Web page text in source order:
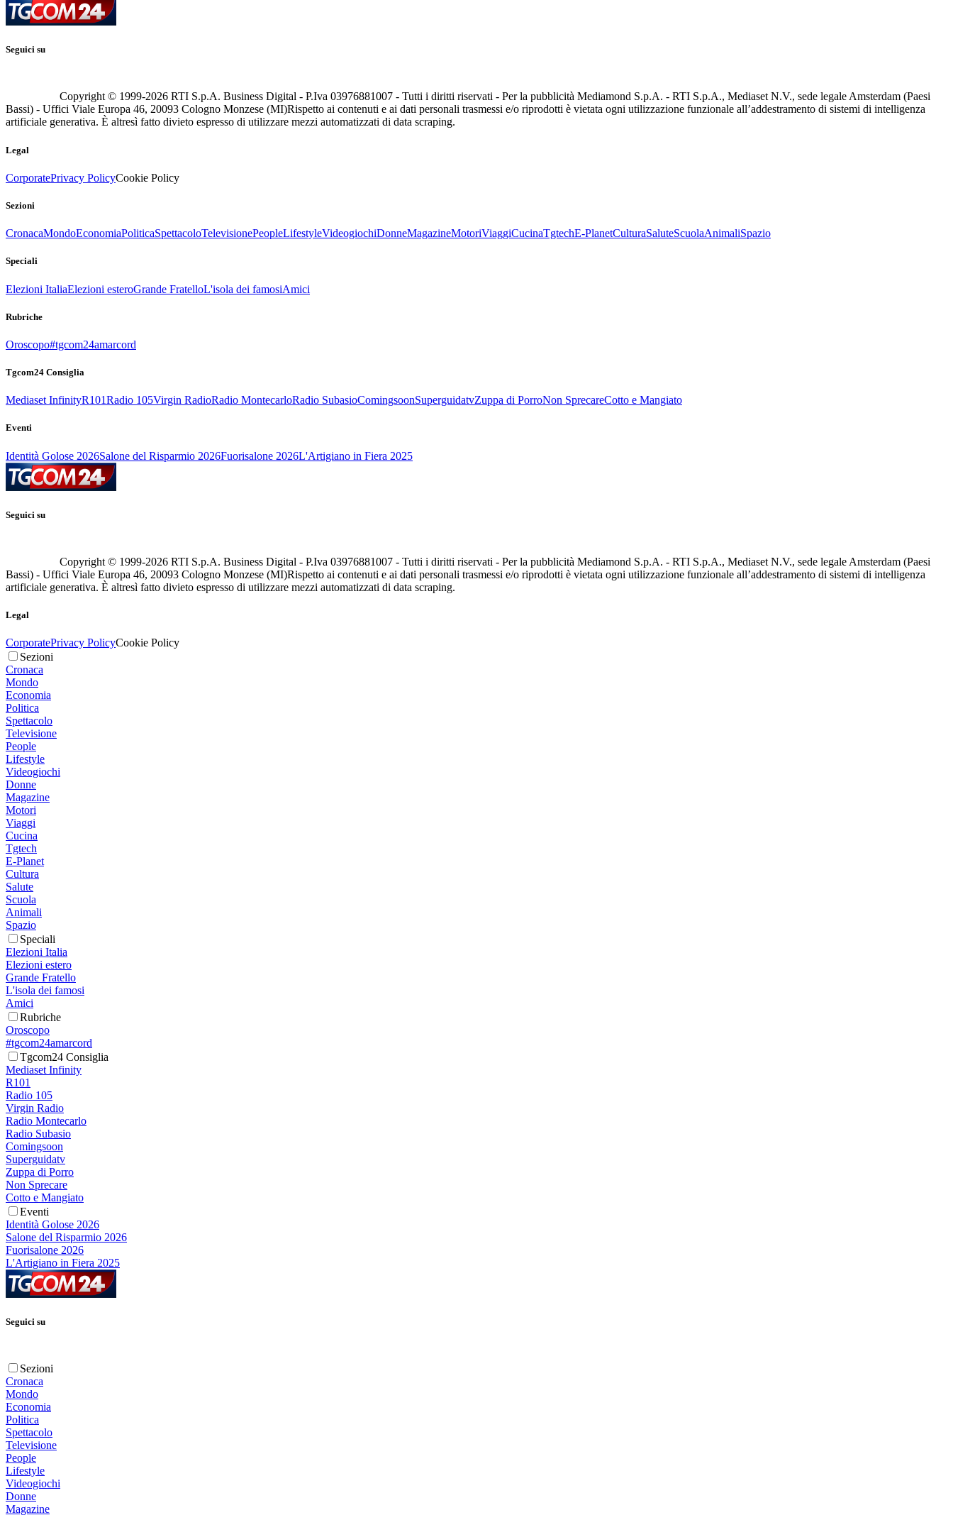
Seguici su
Copyright © 1999-2026 RTI S.p.A. Business Digital - P.Iva 03976881007 - Tutti i diritti riservati - Per la pubblicità Mediamond S.p.A. - RTI S.p.A., Mediaset N.V., sede legale Amsterdam (Paesi
Bassi) - Uffici Viale Europa 46, 20093 Cologno Monzese (MI)Rispetto ai contenuti e ai dati personali trasmessi e/o riprodotti è vietata ogni utilizzazione funzionale all’addestramento di sistemi di intelligenza
artificiale generativa. È altresì fatto divieto espresso di utilizzare mezzi automatizzati di data scraping.
Legal
CorporatePrivacy PolicyCookie Policy
Sezioni
CronacaMondoEconomiaPoliticaSpettacoloTelevisionePeopleLifestyleVideogiochiDonneMagazineMotoriViaggiCucinaTgtechE-PlanetCulturaSaluteScuolaAnimaliSpazio
Speciali
Elezioni ItaliaElezioni esteroGrande FratelloL'isola dei famosiAmici
Rubriche
Oroscopo#tgcom24amarcord
Tgcom24 Consiglia
Mediaset InfinityR101Radio 105Virgin RadioRadio MontecarloRadio SubasioComingsoonSuperguidatvZuppa di PorroNon SprecareCotto e Mangiato
Eventi
Identità Golose 2026Salone del Risparmio 2026Fuorisalone 2026L'Artigiano in Fiera 2025
Seguici su
Copyright © 1999-2026 RTI S.p.A. Business Digital - P.Iva 03976881007 - Tutti i diritti riservati - Per la pubblicità Mediamond S.p.A. - RTI S.p.A., Mediaset N.V., sede legale Amsterdam (Paesi
Bassi) - Uffici Viale Europa 46, 20093 Cologno Monzese (MI)Rispetto ai contenuti e ai dati personali trasmessi e/o riprodotti è vietata ogni utilizzazione funzionale all’addestramento di sistemi di intelligenza
artificiale generativa. È altresì fatto divieto espresso di utilizzare mezzi automatizzati di data scraping.
Legal
CorporatePrivacy PolicyCookie Policy
Sezioni
Cronaca
Mondo
Economia
Politica
Spettacolo
Televisione
People
Lifestyle
Videogiochi
Donne
Magazine
Motori
Viaggi
Cucina
Tgtech
E-Planet
Cultura
Salute
Scuola
Animali
Spazio
Speciali
Elezioni Italia
Elezioni estero
Grande Fratello
L'isola dei famosi
Amici
Rubriche
Oroscopo
#tgcom24amarcord
Tgcom24 Consiglia
Mediaset Infinity
R101
Radio 105
Virgin Radio
Radio Montecarlo
Radio Subasio
Comingsoon
Superguidatv
Zuppa di Porro
Non Sprecare
Cotto e Mangiato
Eventi
Identità Golose 2026
Salone del Risparmio 2026
Fuorisalone 2026
L'Artigiano in Fiera 2025
Seguici su
Sezioni
Cronaca
Mondo
Economia
Politica
Spettacolo
Televisione
People
Lifestyle
Videogiochi
Donne
Magazine